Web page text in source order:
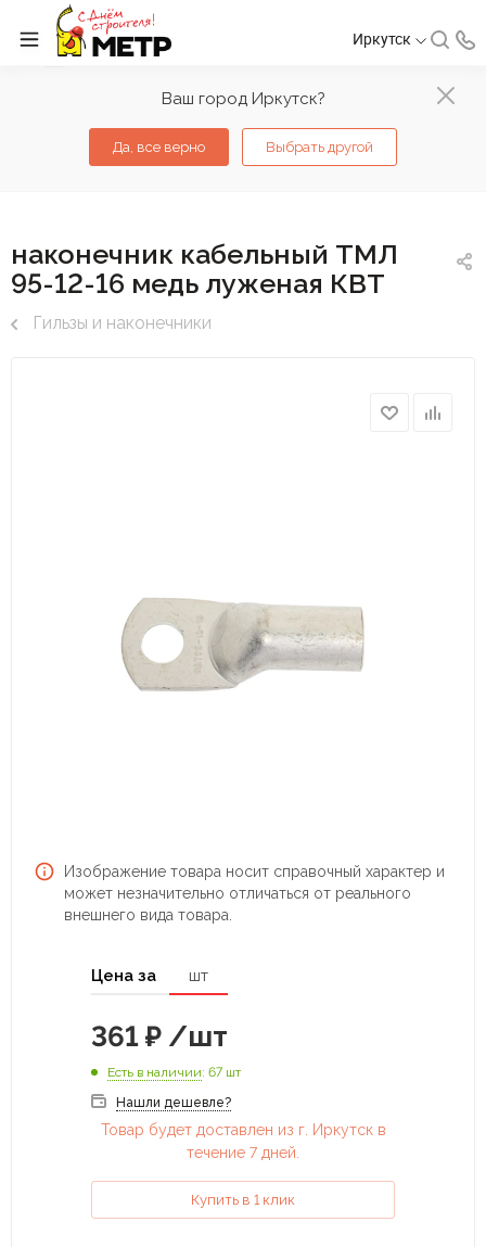
Ваш город Иркутск?
Да, все верно Выбрать другой
Иркутск
наконечник кабельный ТМЛ
95-12-16 медь луженая КВТ
Гильзы и наконечники
Изображение товара носит справочный характер и
может незначительно отличаться от реального
внешнего вида товара.
Цена за шт
361 ₽ /шт
Есть в наличии: 67 шт
Нашли дешевле?
Товар будет доставлен из г. Иркутск в
течение 7 дней.
Купить в 1 клик